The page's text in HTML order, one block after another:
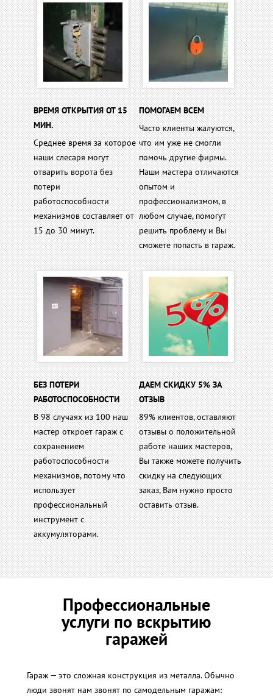
ВРЕМЯ ОТКРЫТИЯ ОТ 15
МИН.
Среднее время за которое
наши слесаря могут
отварить ворота без
потери
работоспособности
механизмов составляет от
15 до 30 минут.
ПОМОГАЕМ ВСЕМ
Часто клиенты жалуются,
что им уже не смогли
помочь другие фирмы.
Наши мастера отличаются
опытом и
профессионализмом, в
любом случае, помогут
решить проблему и Вы
сможете попасть в гараж.
БЕЗ ПОТЕРИ
РАБОТОСПОСОБНОСТИ
В 98 случаях из 100 наш
мастер откроет гараж с
сохранением
работоспособности
механизмов, потому что
использует
профессиональный
инструмент с
аккумуляторами.
ДАЕМ СКИДКУ 5% ЗА
ОТЗЫВ
89% клиентов, оставляют
отзывы о положительной
работе наших мастеров,
Вы также можете получить
скидку на следующих
заказ, Вам нужно просто
оставить отзыв.
Профессиональные
услуги по вскрытию
гаражей
Гараж — это сложная конструкция из металла. Обычно
люди звонят нам звонят по самодельным гаражам: